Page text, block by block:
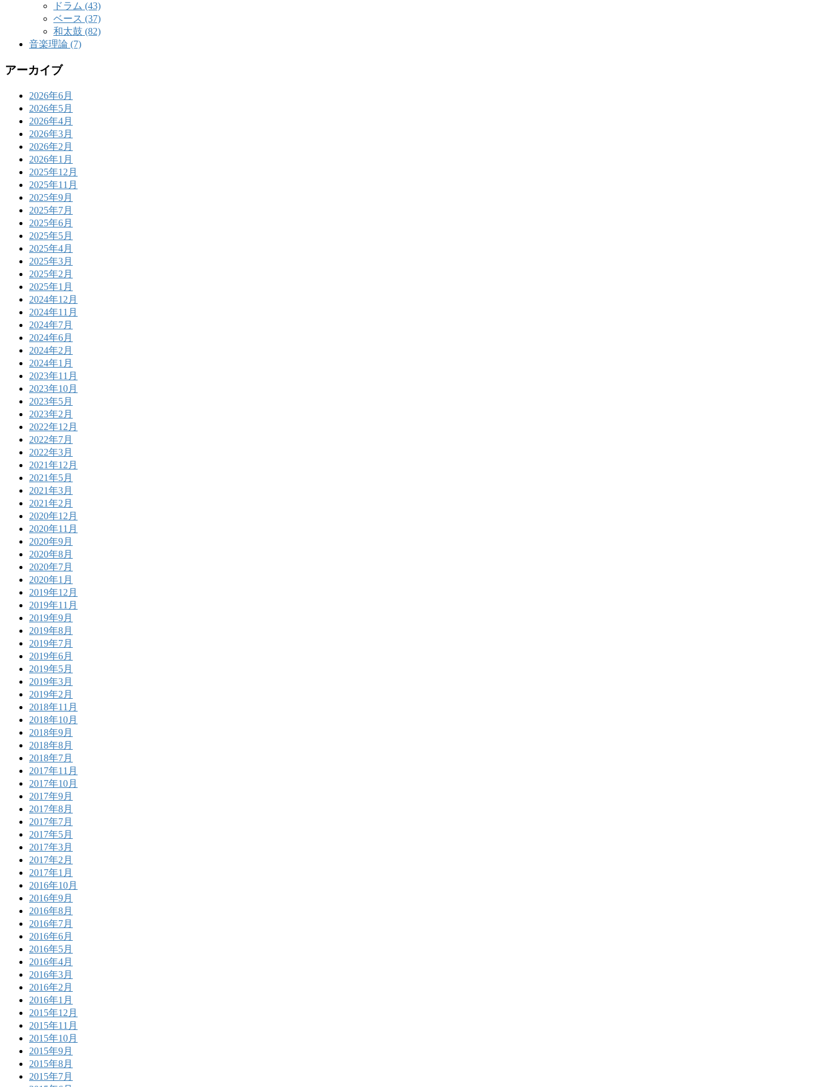
ドラム (43)
ベース (37)
和太鼓 (82)
音楽理論 (7)
アーカイブ
2026年6月
2026年5月
2026年4月
2026年3月
2026年2月
2026年1月
2025年12月
2025年11月
2025年9月
2025年7月
2025年6月
2025年5月
2025年4月
2025年3月
2025年2月
2025年1月
2024年12月
2024年11月
2024年7月
2024年6月
2024年2月
2024年1月
2023年11月
2023年10月
2023年5月
2023年2月
2022年12月
2022年7月
2022年3月
2021年12月
2021年5月
2021年3月
2021年2月
2020年12月
2020年11月
2020年9月
2020年8月
2020年7月
2020年1月
2019年12月
2019年11月
2019年9月
2019年8月
2019年7月
2019年6月
2019年5月
2019年3月
2019年2月
2018年11月
2018年10月
2018年9月
2018年8月
2018年7月
2017年11月
2017年10月
2017年9月
2017年8月
2017年7月
2017年5月
2017年3月
2017年2月
2017年1月
2016年10月
2016年9月
2016年8月
2016年7月
2016年6月
2016年5月
2016年4月
2016年3月
2016年2月
2016年1月
2015年12月
2015年11月
2015年10月
2015年9月
2015年8月
2015年7月